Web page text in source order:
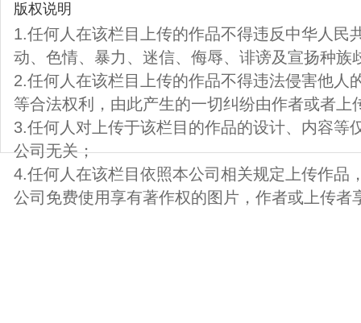
版权说明
1.任何人在该栏目上传的作品不得违反中华人民
动、色情、暴力、迷信、侮辱、诽谤及宣扬种族
2.任何人在该栏目上传的作品不得违法侵害他人
等合法权利，由此产生的一切纠纷由作者或者上
3.任何人对上传于该栏目的作品的设计、内容等
公司无关；
4.任何人在该栏目依照本公司相关规定上传作品
公司免费使用享有著作权的图片，作者或上传者